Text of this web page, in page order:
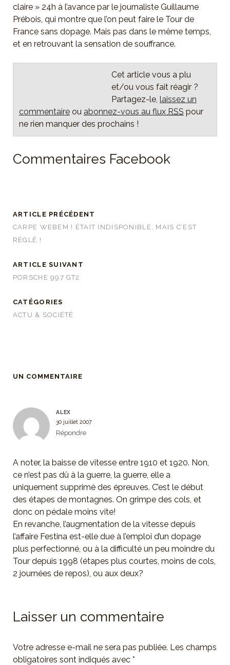
claire » 24h à l’avance par le journaliste Guillaume
Prébois, qui montre que l’on peut faire le Tour de
France sans dopage. Mais pas dans le même temps,
et en retrouvant la sensation de souffrance.
Cet article vous a plu
et/ou vous fait réagir ?
Partagez-le, laissez un
commentaireou abonnez-vous au flux RSS pour
ne rien manquer des prochains !
Commentaires Facebook
ARTICLE PRÉCÉDENT
CARPE WEBEM ! ÉTAIT INDISPONIBLE, MAIS C’EST
RÉGLÉ !
ARTICLE SUIVANT
PORSCHE 997 GT2
CATÉGORIES
ACTU & SOCIÉTÉ
UN COMMENTAIRE
ALEX
30 juillet 2007
Répondre
A noter, la baisse de vitesse entre 1910 et 1920. Non,
ce n’est pas dû à la guerre, la guerre, elle a
uniquement supprimé des épreuves. C’est le début
des étapes de montagnes. On grimpe des cols, et
donc on pédale moins vite!
En revanche, l’augmentation de la vitesse depuis
l’affaire Festina est-elle due à l’emploi d’un dopage
plus perfectionné, ou à la difficulté un peu moindre du
Tour depuis 1998 (étapes plus courtes, moins de cols,
2 journées de repos), ou aux deux?
Laisser un commentaire
Votre adresse e-mail ne sera pas publiée. Les champs
obligatoires sont indiqués avec *